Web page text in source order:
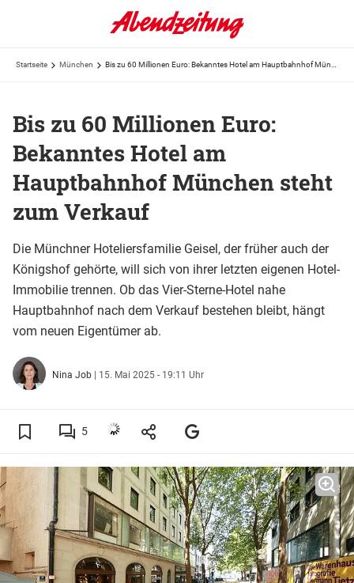
Startseite München
Bis zu 60 Millionen Euro:
Bekanntes Hotel am
Hauptbahnhof München steht
zum Verkauf
Die Münchner Hoteliersfamilie Geisel, der früher auch der
Königshof gehörte, will sich von ihrer letzten eigenen Hotel-
Immobilie trennen. Ob das Vier-Sterne-Hotel nahe
Hauptbahnhof nach dem Verkauf bestehen bleibt, hängt
vom neuen Eigentümer ab.
Nina Job | 15. Mai 2025 - 19:11 Uhr
5